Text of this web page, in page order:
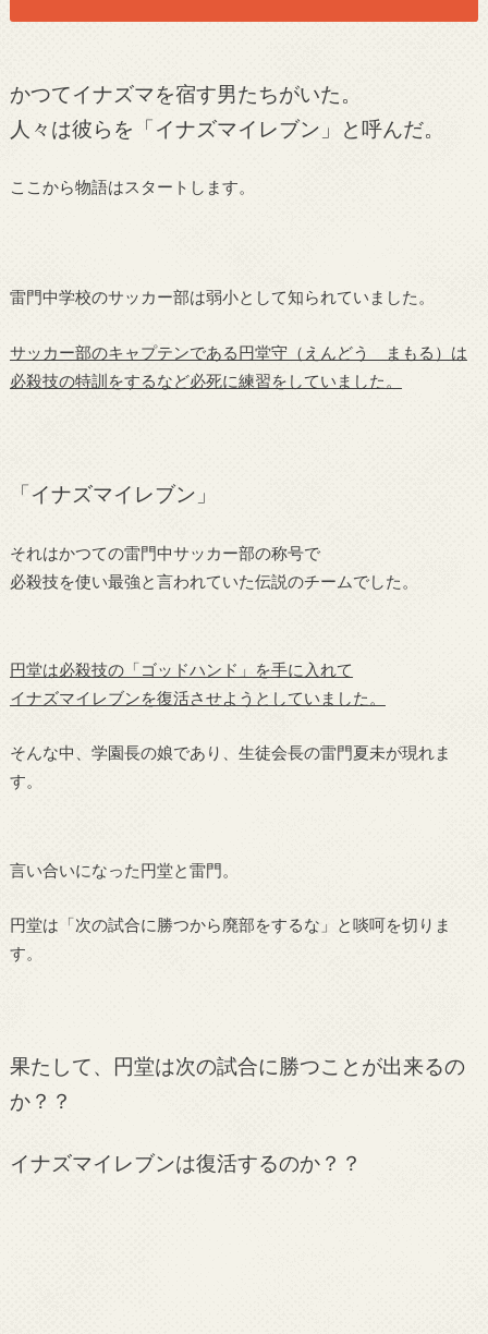
かつてイナズマを宿す男たちがいた。
人々は彼らを「イナズマイレブン」と呼んだ。
ここから物語はスタートします。
雷門中学校のサッカー部は弱小として知られていました。
サッカー部のキャプテンである円堂守（えんどう まもる）は
必殺技の特訓をするなど必死に練習をしていました。
「イナズマイレブン」
それはかつての雷門中サッカー部の称号で
必殺技を使い最強と言われていた伝説のチームでした。
円堂は必殺技の「ゴッドハンド」を手に入れて
イナズマイレブンを復活させようとしていました。
そんな中、学園長の娘であり、生徒会長の雷門夏未が現れま
す。
言い合いになった円堂と雷門。
円堂は「次の試合に勝つから廃部をするな」と啖呵を切りま
す。
果たして、円堂は次の試合に勝つことが出来るの
か？？
イナズマイレブンは復活するのか？？